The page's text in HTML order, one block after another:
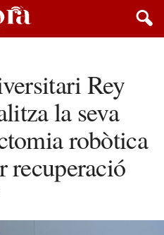
Rey
la seva
robòtica
recuperació